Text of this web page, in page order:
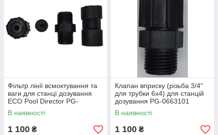
Фільтр лінії всмоктування та
ваги для cтанцї дозування
ECO Pool Director PG-
0663112
В наявності
1 100 ₴
Клапан вприску (різьба 3/4"
для трубки 6х4) для станцій
дозування PG-0663101
В наявності
1 100 ₴